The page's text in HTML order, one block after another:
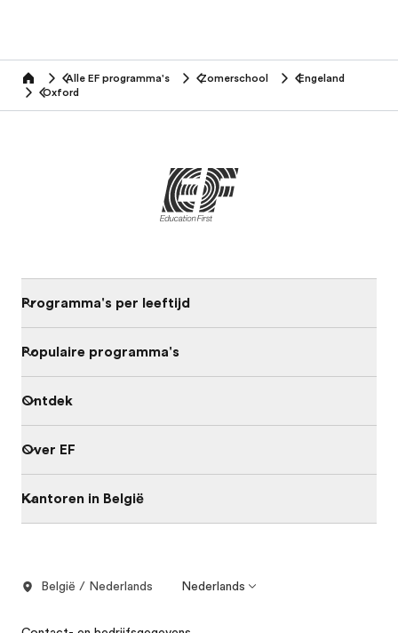
home Alle EF programma's Zomerschool
Engeland
Oxford
Programma's per leeftijd
Populaire programma's
Ontdek
Over EF
Kantoren in België
België / Nederlands Nederlands